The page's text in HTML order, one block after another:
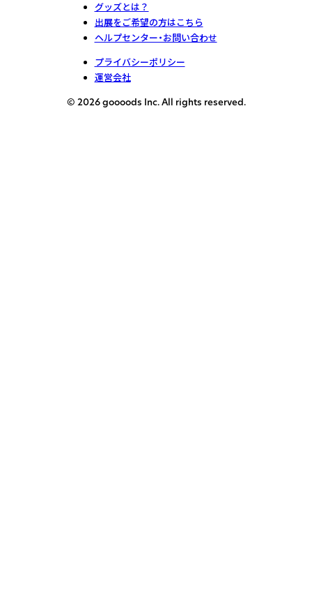
グッズとは？
出展をご希望の方はこちら
ヘルプセンター・お問い合わせ
プライバシーポリシー
運営会社
© 2026 goooods Inc. All rights reserved.